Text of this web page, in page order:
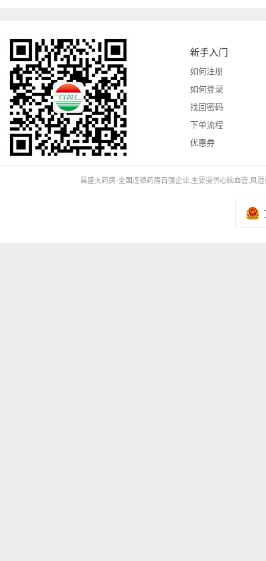
新手入门
如何注册
如何登录
找回密码
下单流程
优惠券
昌盛大药房-全国连锁药房百强企业,主要提供心脑血管,风